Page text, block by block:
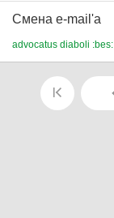
Смена e-mail'a
advocatus diaboli :bes: